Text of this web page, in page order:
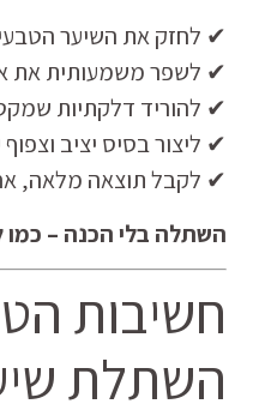
✔ לחזק את השיער
✔ לשפר משמעותית את
✔ להוריד דלקתיות
✔ ליצור בסיס יציב וצפוף
✔ לקבל תוצאה מלאה,
השתלה בלי הכנה –
חשיבות
השתלת